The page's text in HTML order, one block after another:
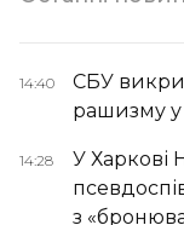
14:40
СБУ
рашизму у
14:28
У Харкові
з